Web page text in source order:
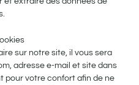
sur notre site, il vous sera
adresse e-mail et site dans
pour votre confort afin de ne